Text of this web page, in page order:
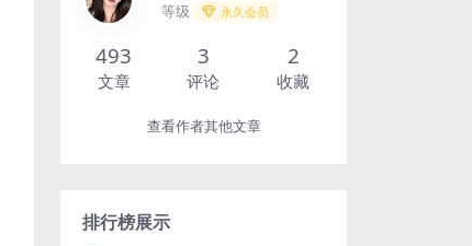
等级 永久会员
493
文章
3
评论
2
收藏
查看作者其他文章
排行榜展示